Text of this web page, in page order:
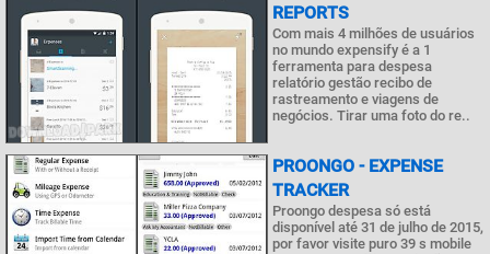
REPORTS
Com mais 4 milhões de usuários
no mundo expensify é a 1
ferramenta para despesa
relatório gestão recibo de
rastreamento e viagens de
negócios. Tirar uma foto do re..
PROONGO - EXPENSE
TRACKER
Proongo despesa só está
disponível até 31 de julho de 2015,
por favor visite puro 39 s mobile